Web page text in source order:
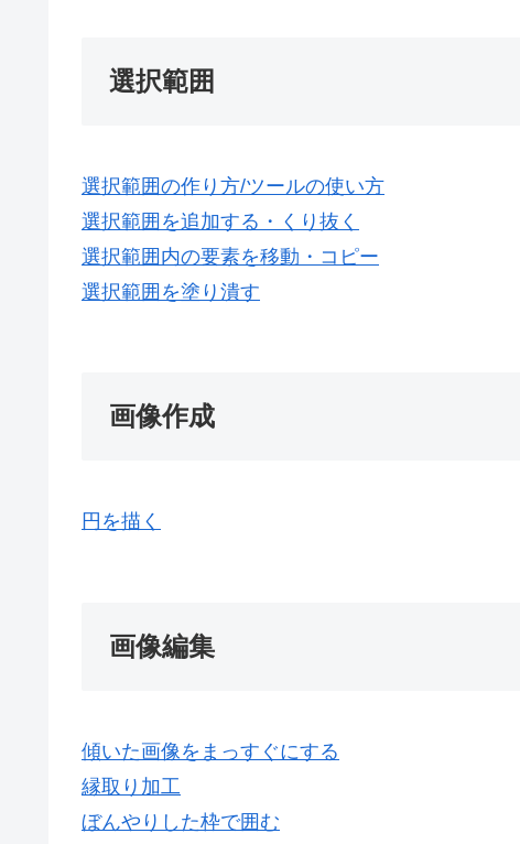
選択範囲
選択範囲の作り方/ツールの使い方
選択範囲を追加する・くり抜く
選択範囲内の要素を移動・コピー
選択範囲を塗り潰す
画像作成
円を描く
画像編集
傾いた画像をまっすぐにする
縁取り加工
ぼんやりした枠で囲む